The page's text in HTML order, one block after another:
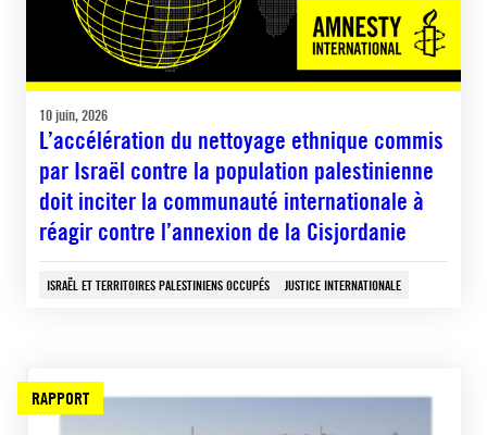
10 juin, 2026
L’accélération du nettoyage ethnique commis
par Israël contre la population palestinienne
doit inciter la communauté internationale à
réagir contre l’annexion de la Cisjordanie
ISRAËL ET TERRITOIRES PALESTINIENS OCCUPÉS JUSTICE INTERNATIONALE
RAPPORT